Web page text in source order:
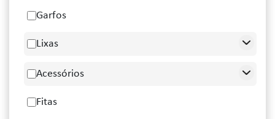
Garfos
Lixas
Acessórios
Fitas